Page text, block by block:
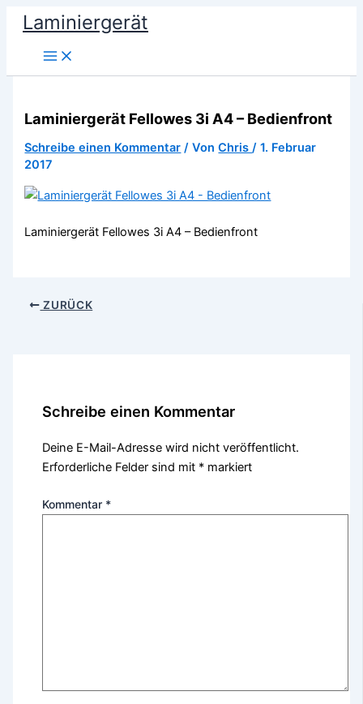
Zum
Inhalt
springen
Laminiergerät
Laminiergerät Fellowes 3i A4 – Bedienfront
Schreibe einen Kommentar / VonChris/1. Februar
2017
Laminiergerät Fellowes 3i A4 – Bedienfront
ZURÜCK
Schreibe einen Kommentar
Deine E-Mail-Adresse wird nicht veröffentlicht.
Erforderliche Felder sind mit * markiert
Kommentar *